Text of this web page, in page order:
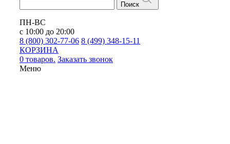
Поиск
ПН-ВС
с 10:00 до 20:00
8 (800) 302-77-06 8 (499) 348-15-11
КОРЗИНА
0 товаров. Заказать звонок
Меню